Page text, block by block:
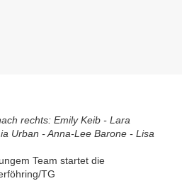
rechts: Emily Keib - Lara
Urban - Anna-Lee Barone - Lisa
Team startet die
TG